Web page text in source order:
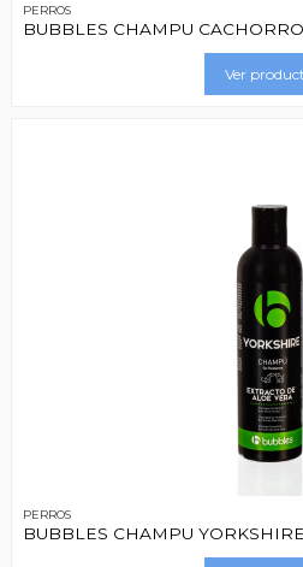
PERROS
BUBBLES CHAMPU
Ver
PERROS
BUBBLES CHAMPU